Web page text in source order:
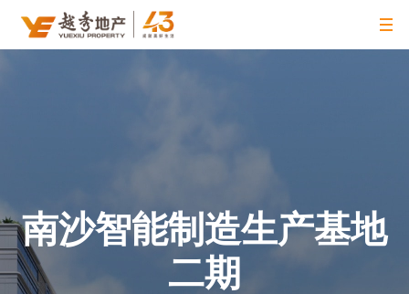
南沙智能制造生产基地
二期